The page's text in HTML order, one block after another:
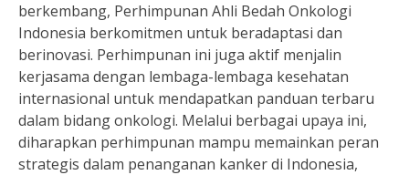
berkembang, Perhimpunan Ahli Bedah Onkologi
Indonesia berkomitmen untuk beradaptasi dan
berinovasi. Perhimpunan ini juga aktif menjalin
kerjasama dengan lembaga-lembaga kesehatan
internasional untuk mendapatkan panduan terbaru
dalam bidang onkologi. Melalui berbagai upaya ini,
diharapkan perhimpunan mampu memainkan peran
strategis dalam penanganan kanker di Indonesia,